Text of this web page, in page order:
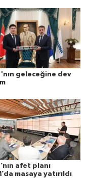
geleceğine dev
afet planı
masaya yatırıldı